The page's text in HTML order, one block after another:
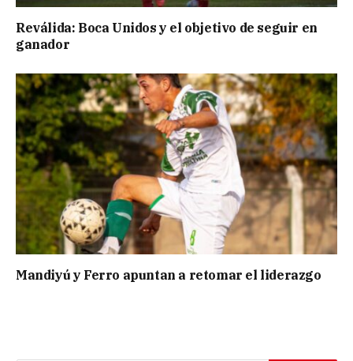
Reválida: Boca Unidos y el objetivo de seguir en
ganador
Mandiyú y Ferro apuntan a retomar el liderazgo